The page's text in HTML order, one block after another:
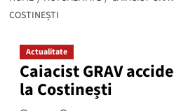
COSTINEȘTI
Actualitate
Caiacist GRAV
la Costinești